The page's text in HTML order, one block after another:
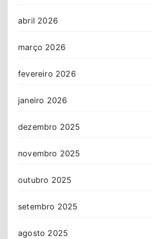
abril 2026
março 2026
fevereiro 2026
janeiro 2026
dezembro 2025
novembro 2025
outubro 2025
setembro 2025
agosto 2025